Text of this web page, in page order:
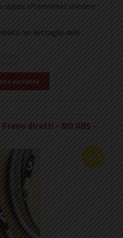
radiale aftermarket chiedere
nel dettaglio delle
variante
diretti - NO ABS -
-22%